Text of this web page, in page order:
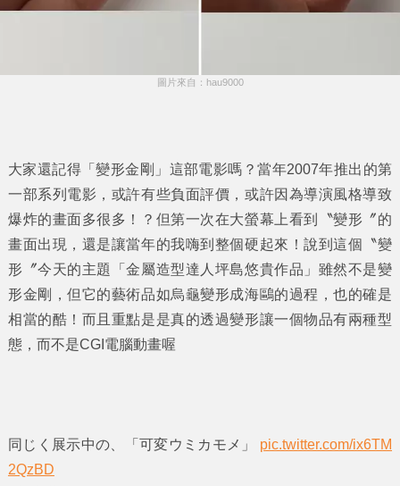
圖片來自：hau9000
大家還記得「變形金剛」這部電影嗎？當年2007年推出的第
一部系列電影，或許有些負面評價，或許因為導演風格導致
爆炸的畫面多很多！？但第一次在大螢幕上看到〝變形〞的
畫面出現，還是讓當年的我嗨到整個硬起來！說到這個〝變
形〞今天的主題「金屬造型達人坪島悠貴作品 」雖然不是變
形金剛，但它的藝術品如烏龜變形成海鷗的過程，也的確是
相當的酷！而且重點是是真的透過變形讓一個物品有兩種型
態，而不是CGI電腦動畫喔
同じく展示中の、「可変ウミカモメ」 pic.twitter.com/ix6TM
2QzBD